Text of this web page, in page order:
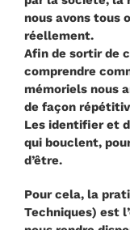
nous avons tous
réellement.
Afin de sortir de
comprendre
mémoriels nous
de façon
Les identifier et
qui bouclent,
d’être.
Pour cela, la
Techniques) est